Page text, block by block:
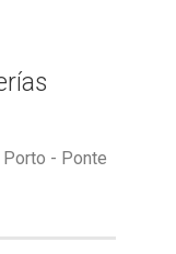
Porto - Ponte